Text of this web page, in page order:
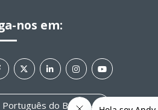
nos em:
Português do Brasil